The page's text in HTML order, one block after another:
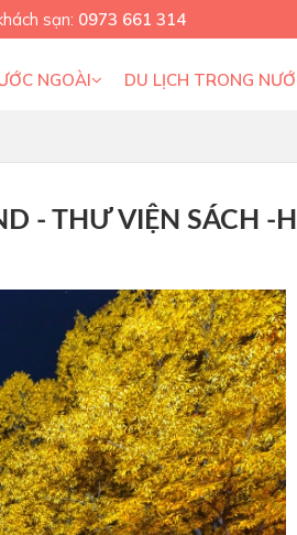
sạn: 0973 661 314
NGOÀI DU LỊCH TRONG
- THƯ VIỆN SÁCH -